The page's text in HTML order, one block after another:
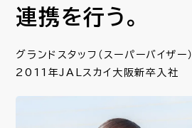
業務紹介
WORK STYLE
社員紹介一覧
連携を行う。
グランドスタッフ（スーパーバイザー）
2011年JALスカイ大阪新卒入社